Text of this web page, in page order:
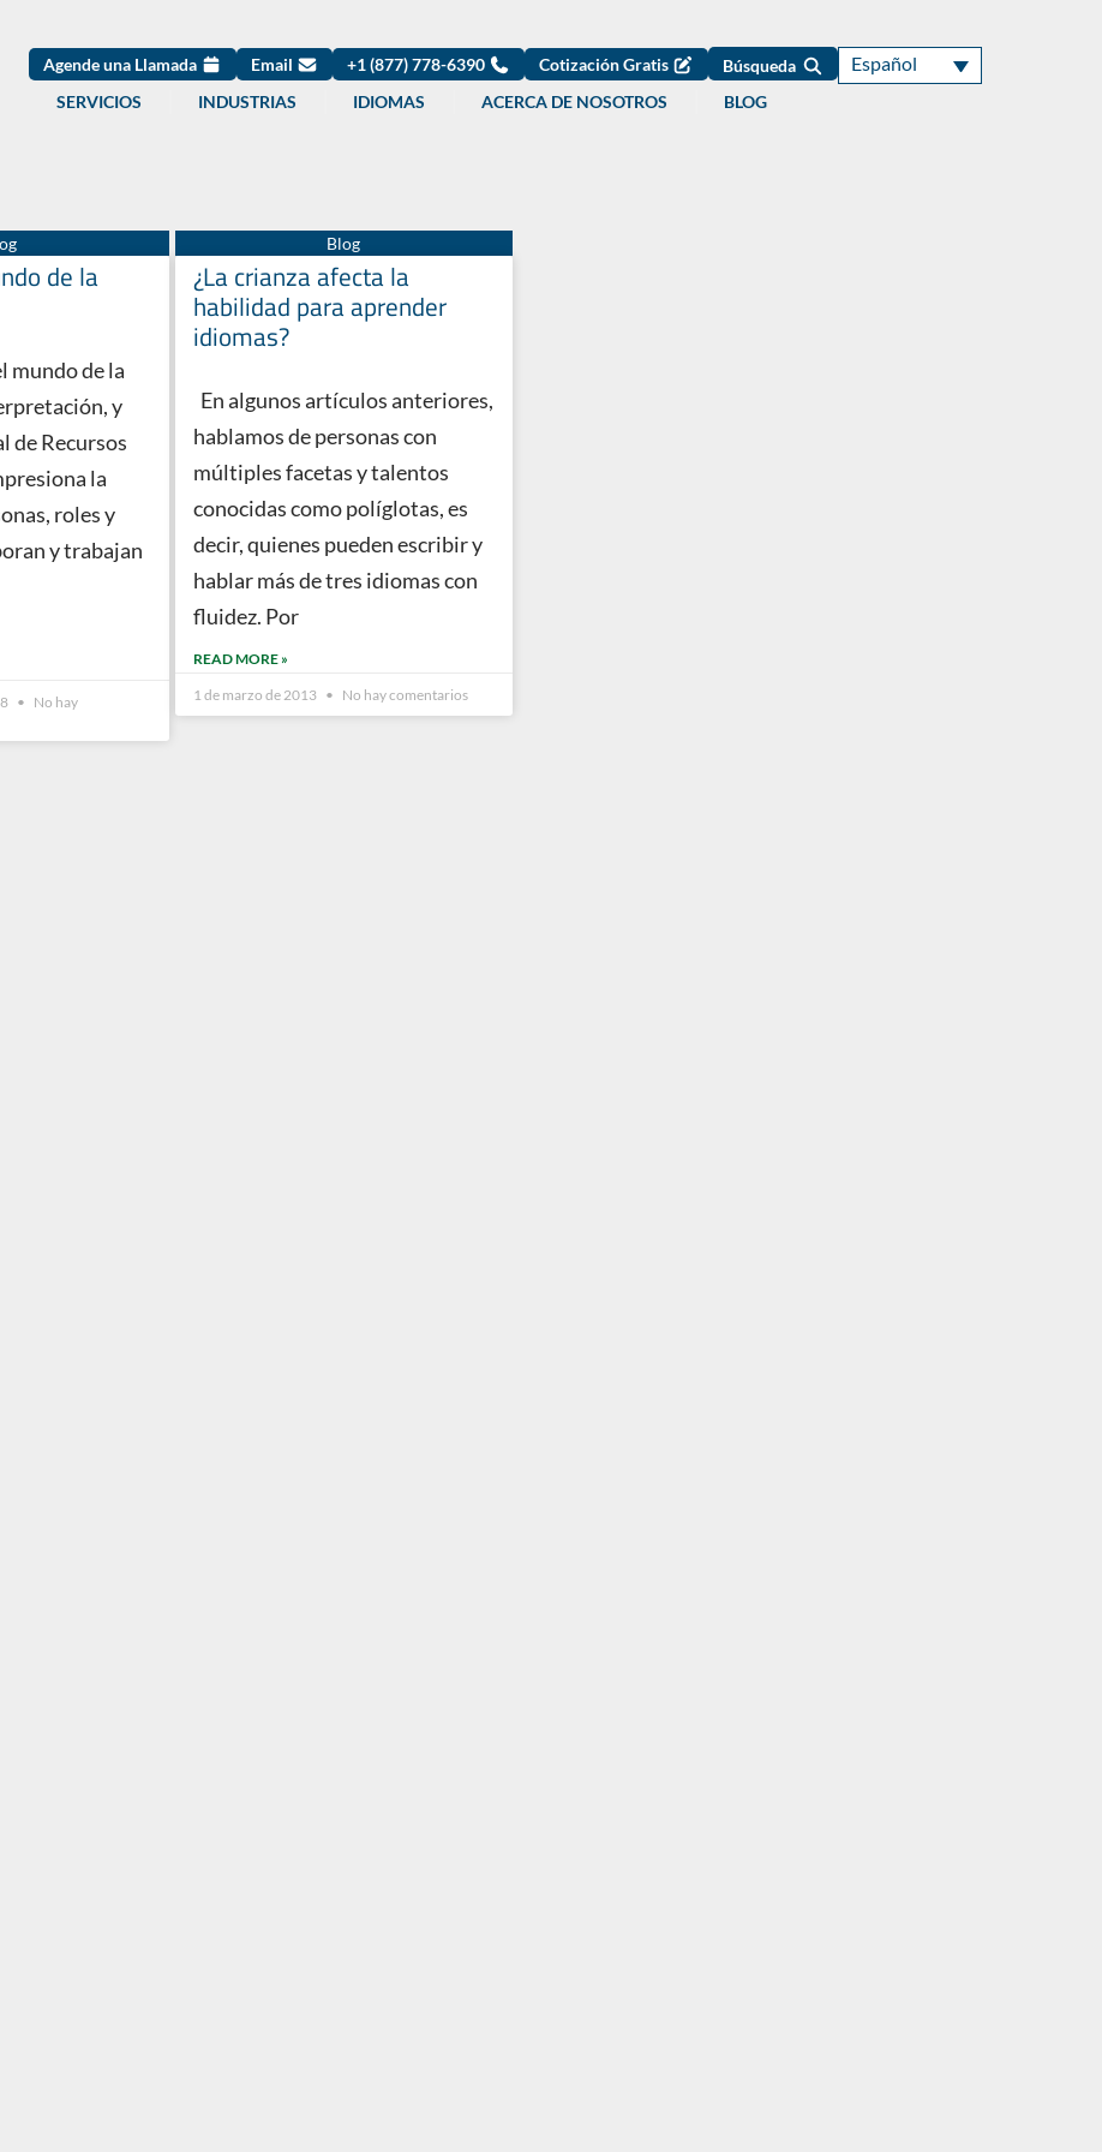
Agende una Llamada Email +1 (877) 778-6390 Cotización Gratis Búsqueda Español
SERVICIOS INDUSTRIAS IDIOMAS ACERCA DE NOSOTROS BLOG
de la
mundo de la
y
de Recursos
la
roles y
y trabajan
No hay
¿La crianza afecta la
habilidad para aprender
idiomas?
En algunos artículos anteriores,
hablamos de personas con
múltiples facetas y talentos
conocidas como políglotas, es
decir, quienes pueden escribir y
hablar más de tres idiomas con
fluidez. Por
READ MORE »
1 de marzo de 2013
No hay comentarios